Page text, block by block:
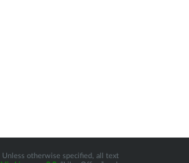
otherwise specified, all text